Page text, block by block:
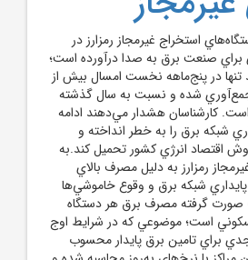
استخراج غيرمجاز رمزارز در
براي صنعت برق به صدا درآورده است؛
در پنج‌ماهه نخست امسال بيش از
دستگاه جمع‌آوري شده و نسبت به سال گذشته
است. کارشناسان هشدار مي‌دهند ادامه
شبکه برق را به خطر انداخته و
اقتصاد انرژي کشور تحميل کند.به
رمزارز به دليل مصرف بالاي
پايداري شبکه برق و وقوع خاموشي‌ها
صورت گرفته مصرف برق هر دستگاه
10 واحد مسکوني است؛ موضوعي که در شرايط اوج
براي تامين برق پايدار محسوب